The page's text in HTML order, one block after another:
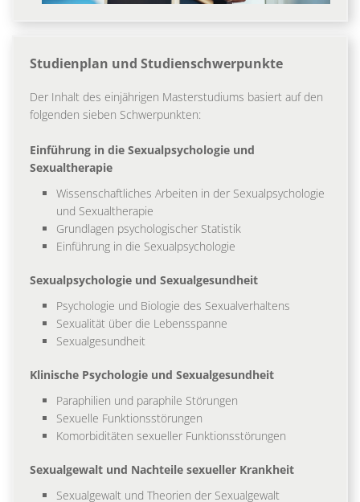
Studienplan und Studienschwerpunkte
Der Inhalt des einjährigen Masterstudiums basiert auf den
folgenden sieben Schwerpunkten:
Einführung in die Sexualpsychologie und
Sexualtherapie
Wissenschaftliches Arbeiten in der Sexualpsychologie
und Sexualtherapie
Grundlagen psychologischer Statistik
Einführung in die Sexualpsychologie
Sexualpsychologie und Sexualgesundheit
Psychologie und Biologie des Sexualverhaltens
Sexualität über die Lebensspanne
Sexualgesundheit
Klinische Psychologie und Sexualgesundheit
Paraphilien und paraphile Störungen
Sexuelle Funktionsstörungen
Komorbiditäten sexueller Funktionsstörungen
Sexualgewalt und Nachteile sexueller Krankheit
Sexualgewalt und Theorien der Sexualgewalt